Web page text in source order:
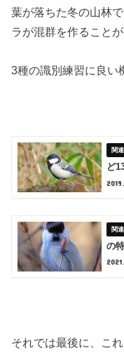
葉が落ちた冬の山林
ラが混群を作ることが
3種の識別練習に良い
ど
の
それでは最後に、こ